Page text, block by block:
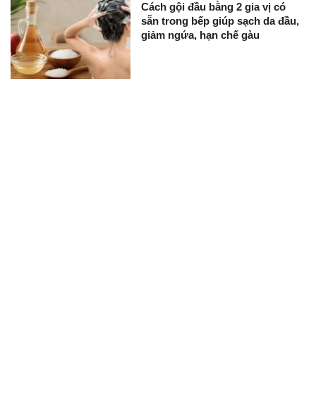
Cách gội đầu bằng 2 gia vị có
sẵn trong bếp giúp sạch da đầu,
giảm ngứa, hạn chế gàu